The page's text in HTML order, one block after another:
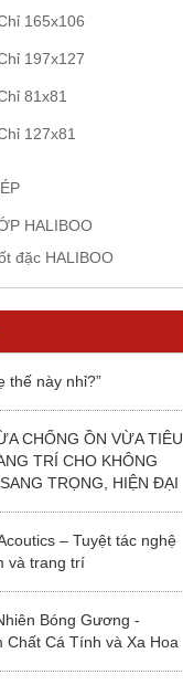
165x106
197x127
81x81
127x81
HALIBOO
đặc HALIBOO
thế này nhỉ?”
CHỐNG ỒN VỪA TIÊU
TRÍ CHO KHÔNG
TRỌNG, HIỆN ĐẠI
– Tuyệt tác nghệ
và trang trí
Bóng Gương -
Chất Cá Tính và Xa Hoa